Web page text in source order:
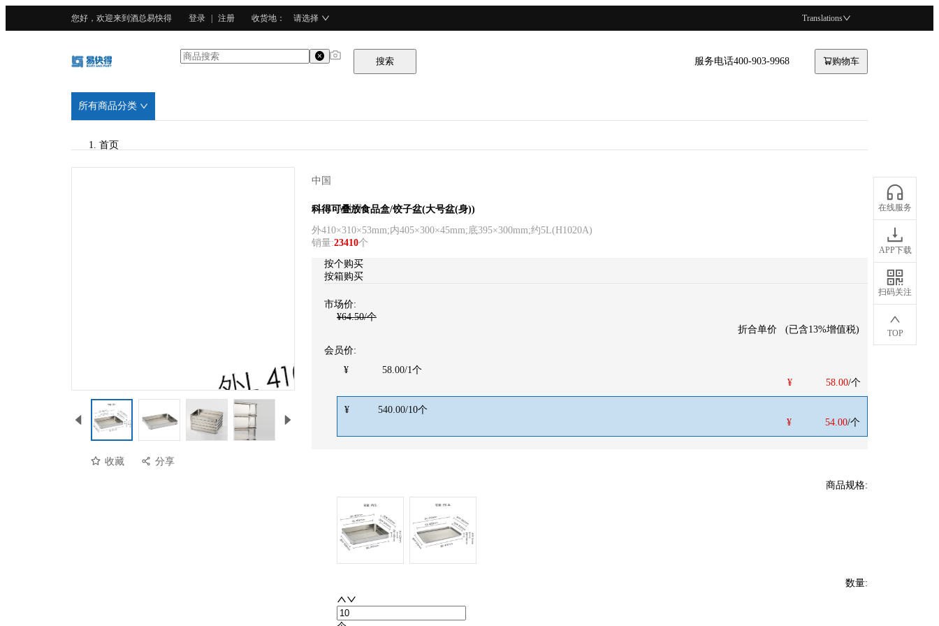
您好，欢迎来到酒总易快得 登录 注册 收货地 ： 请选择 Translations
搜索 服务电话400-903-9968 购物车
所有商品分类
在线服务
APP下载
扫码关注
TOP
首页
收藏 分享
中国
CURTA科得
科得可叠放食品盒/饺子盆(大号盆(身))
外410×310×53mm;内405×300×45mm;底395×300mm;约5L(H1020A)
销量:23410个
按个购买
按箱购买
市场价:
¥64.50/个
折合单价
(已含13%增值税)
会员价:
¥
58.00/1个
¥
58.00/个
¥ 540.00/10个
¥
54.00/个
商品规格:
数量: